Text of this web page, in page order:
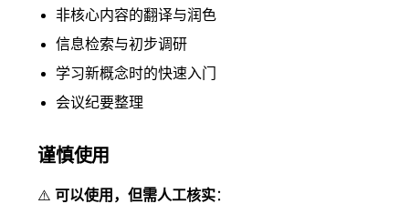
非核心内容的翻译与润色
信息检索与初步调研
学习新概念时的快速入门
会议纪要整理
谨慎使用
⚠️ 可以使用，但需人工核实：